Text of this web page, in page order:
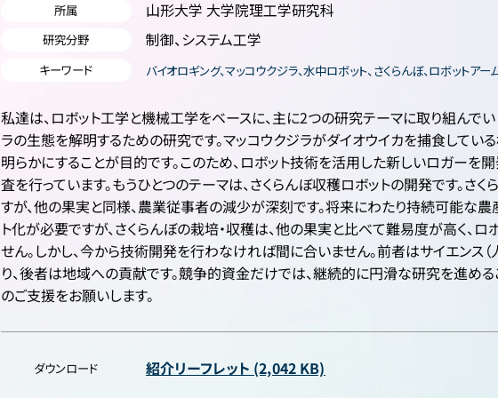
所属 山形大学 大学院理工学研究科
研究分野 制御、システム工学
キーワード バイオロギング、マッコウクジラ、水中ロボット、さくらんぼ、ロボットアー
私達は、ロボット工学と機械工学をベースに、主に2つの研究テーマに取り組んでい
ラの生態を解明するための研究です。マッコウクジラがダイオウイカを捕食してい
明らかにすることが目的です。このため、ロボット技術を活用した新しいロガーを開
査を行っています。もうひとつのテーマは、さくらんぼ収穫ロボットの開発です。さ
すが、他の果実と同様、農業従事者の減少が深刻です。将来にわたり持続可能な
ト化が必要ですが、さくらんぼの栽培・収穫は、他の果実と比べて難易度が高く、
せん。しかし、今から技術開発を行わなければ間に合いません。前者はサイエンス
り、後者は地域への貢献です。競争的資金だけでは、継続的に円滑な研究を進め
のご支援をお願いします。
ダウンロード 紹介リーフレット (2,042 KB)